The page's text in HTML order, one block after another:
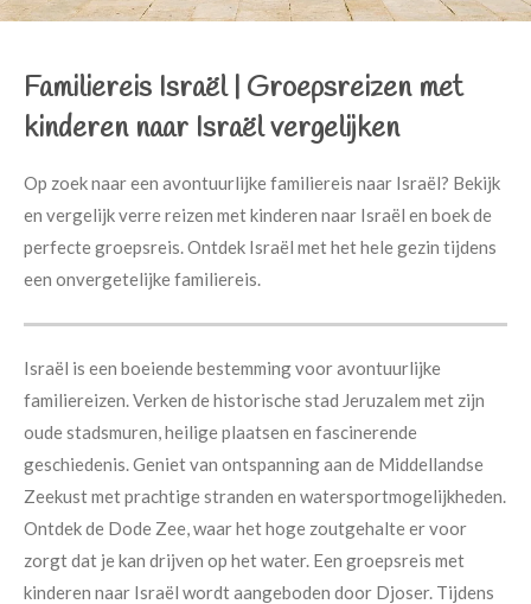
Familiereis Israël| Groepsreizen met
kinderen naar Israël vergelijken
Op zoek naar een avontuurlijke familiereis naar Israël? Bekijk
en vergelijk verre reizen met kinderen naar Israël en boek de
perfecte groepsreis. Ontdek Israël met het hele gezin tijdens
een onvergetelijke familiereis.
Israël is een boeiende bestemming voor avontuurlijke
familiereizen. Verken de historische stad Jeruzalem met zijn
oude stadsmuren, heilige plaatsen en fascinerende
geschiedenis. Geniet van ontspanning aan de Middellandse
Zeekust met prachtige stranden en watersportmogelijkheden.
Ontdek de Dode Zee, waar het hoge zoutgehalte er voor
zorgt dat je kan drijven op het water. Een groepsreis met
kinderen naar Israël wordt aangeboden door Djoser. Tijdens